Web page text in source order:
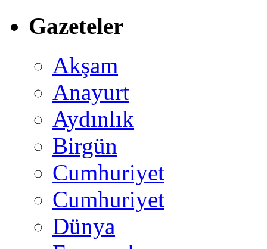
Gazeteler
Akşam
Anayurt
Aydınlık
Birgün
Cumhuriyet
Cumhuriyet
Dünya